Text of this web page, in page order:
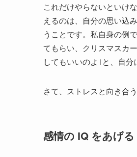
これだけやらないといけ
えるのは、自分の思い込
うことです。私自身の例
てもらい、クリスマスカ
してもいいのよ｣と、自分
さて、ストレスと向き合
感情の IQ をあげる